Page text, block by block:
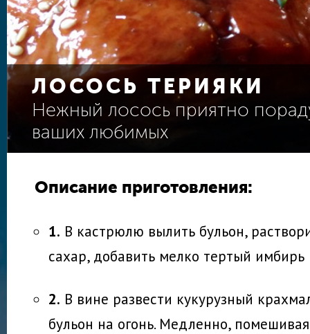
ЛОСОСЬ ТЕРИЯКИ
Нежный лосось приятно
ваших любимых
Описание приготовления:
1. В кастрюлю вылить бульон,
сахар, добавить мелко тертый имбирь
2. В вине развести кукурузный
бульон на огонь. Медленно,